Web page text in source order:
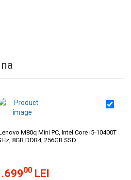
M80q Mini PC, Intel Core i5-10400T
8GB DDR4, 256GB SSD
00 LEI